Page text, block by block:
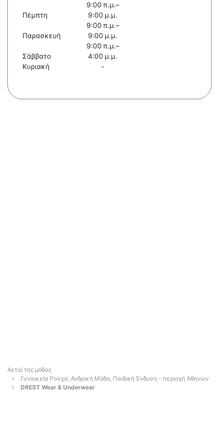
Πέμπτη
9:00 π.μ.–
9:00 μ.μ.
Παρασκευή
9:00 π.μ.–
9:00 μ.μ.
Σάββατο
9:00 π.μ.–
4:00 μ.μ.
Κυριακή
-
Αετοί της μόδας
Γυναικεία Ρούχα, Ανδρική Μόδα, Παιδική Ένδυση - περιοχή Αθηνών
DREST Wear & Underwear